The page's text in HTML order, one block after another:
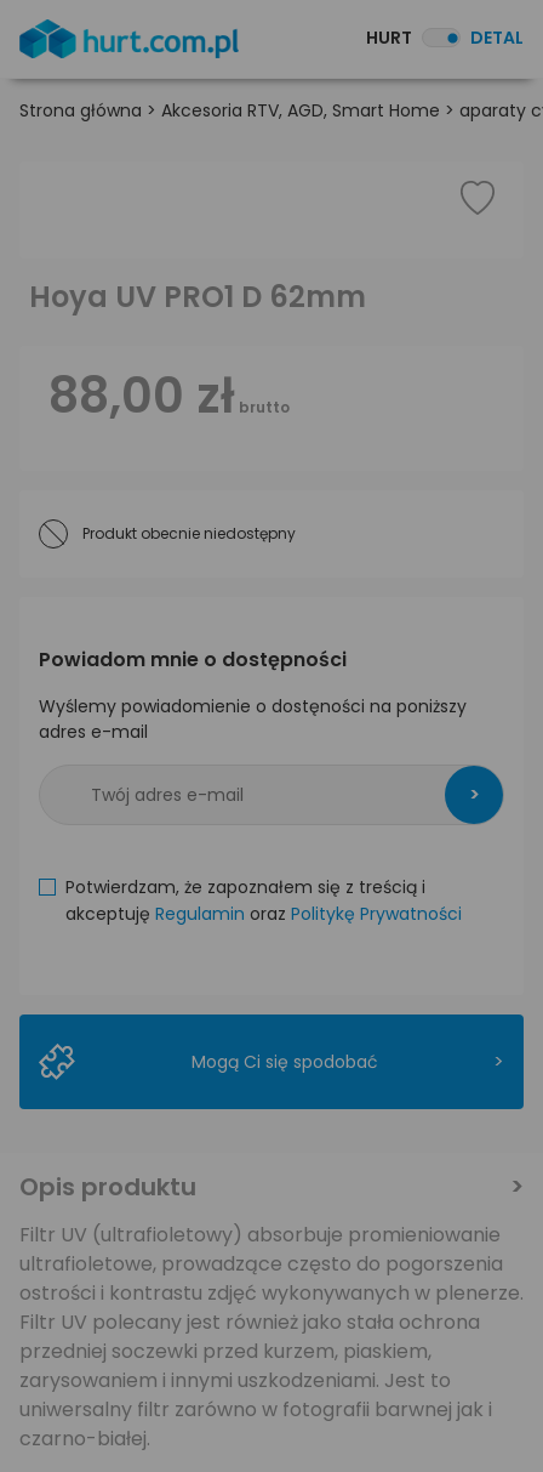
HURT DETAL
Strona główna > Akcesoria RTV, AGD, Smart Home > aparaty
Hoya UV PRO1 D 62mm
88,00 zł brutto
Produkt obecnie niedostępny
Powiadom mnie o dostępności
Wyślemy powiadomienie o dostęności na poniższy
adres e-mail
>
Potwierdzam, że zapoznałem się z treścią i
akceptuję Regulamin oraz Politykę Prywatności
Mogą Ci się spodobać >
Opis produktu
Filtr UV (ultrafioletowy) absorbuje promieniowanie
ultrafioletowe, prowadzące często do pogorszenia
ostrości i kontrastu zdjęć wykonywanych w plenerze.
Filtr UV polecany jest również jako stała ochrona
przedniej soczewki przed kurzem, piaskiem,
zarysowaniem i innymi uszkodzeniami. Jest to
uniwersalny filtr zarówno w fotografii barwnej jak i
czarno-białej.